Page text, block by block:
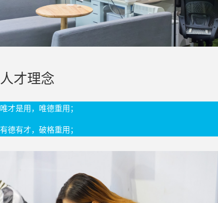
人才理念
唯才是用，唯德重用；
有德有才，破格重用；